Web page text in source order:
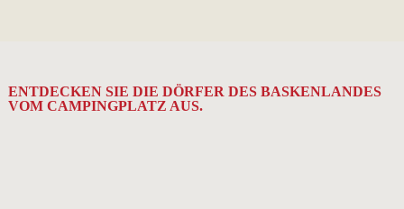
ENTDECKEN SIE DIE DÖRFER DES BASKENLANDES
VOM CAMPINGPLATZ AUS.